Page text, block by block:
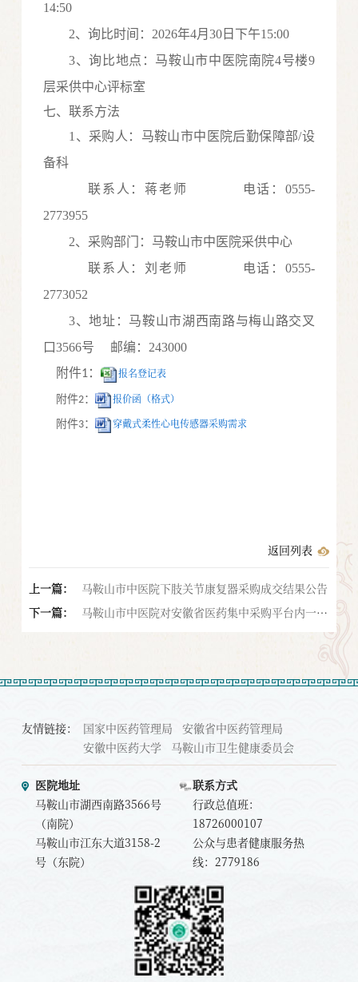
14:50
2、询比时间：2026年4月30 日 下午15:00
3、询比地点：马鞍山市中医院南院4号楼9
层采供中心评标室
七、联系方法
1、采购人：马鞍山市中医院后勤保障部/设
备科
联系人：蒋老师
电话：0555-
2773955
2、采购部门：马鞍山市中医院采供中心
联系人：刘老师
电话：0555-
2773052
3、地址：马鞍山市湖西南路与梅山路交叉
口3566号 邮编：243000
附件1： 报名登记表
附件2： 报价函（格式）
附件3： 穿戴式柔性心电传感器采购需求
返回列表
上一篇：
马鞍山市中医院下肢关节康复器采购成交结果公告
下一篇：
马鞍山市中医院对安徽省医药集中采购平台内一次
性使用避光输液器和末梢采血针询比结果公示
友情链接： 国家中医药管理局
安徽省中医药管理局
安徽中医药大学
马鞍山市卫生健康委员会
医院地址
马鞍山市湖西南路3566号
（南院）
马鞍山市江东大道3158-2
号（东院）
联系方式
行政总值班：
18726000107
公众与患者健康服务热
线：2779186